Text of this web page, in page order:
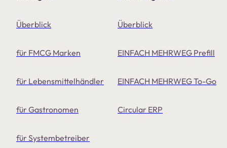
Überblick
für FMCG Marken
für Lebensmittelhändler
für Gastronomen
für Systembetreiber
Überblick
EINFACH MEHRWEG Prefill
EINFACH MEHRWEG To-Go
Circular ERP